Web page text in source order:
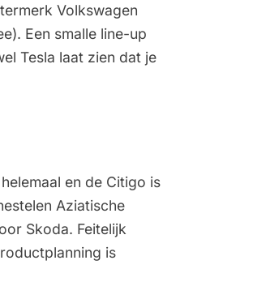
Volkswagen
Een smalle line-up
Tesla laat zien dat je
en de Citigo is
Aziatische
Skoda. Feitelijk
is